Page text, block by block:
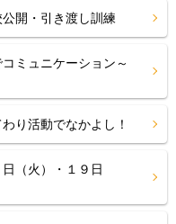
開・引き渡し訓練
ミュニケーション～
り活動でなかよし！
（火）・１９日